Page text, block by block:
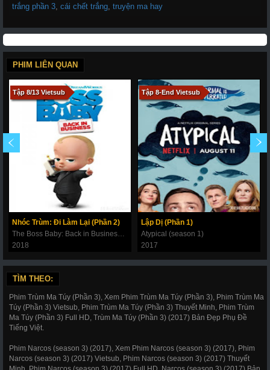
trắng phần 3, cái chết trắng, truyện ma hay
PHIM LIÊN QUAN
Tập 8/13 Vietsub
Nhóc Trùm: Đi Làm Lại (Phần 2)
The Boss Baby: Back in Business Season 2
2018
Tập 8-End Vietsub
Lập Dị (Phần 1)
Atypical (season 1)
2017
TÌM THEO:
Phim Trùm Ma Túy (Phần 3), Xem Phim Trùm Ma Túy (Phần 3), Phim Trùm Ma
Túy (Phần 3) Vietsub, Phim Trùm Ma Túy (Phần 3) Thuyết Minh, Phim Trùm
Ma Túy (Phần 3) Full HD, Trùm Ma Túy (Phần 3) (2017) Bản Đẹp Phụ Đề
Tiếng Việt.
Phim Narcos (season 3) (2017), Xem Phim Narcos (season 3) (2017), Phim
Narcos (season 3) (2017) Vietsub, Phim Narcos (season 3) (2017) Thuyết